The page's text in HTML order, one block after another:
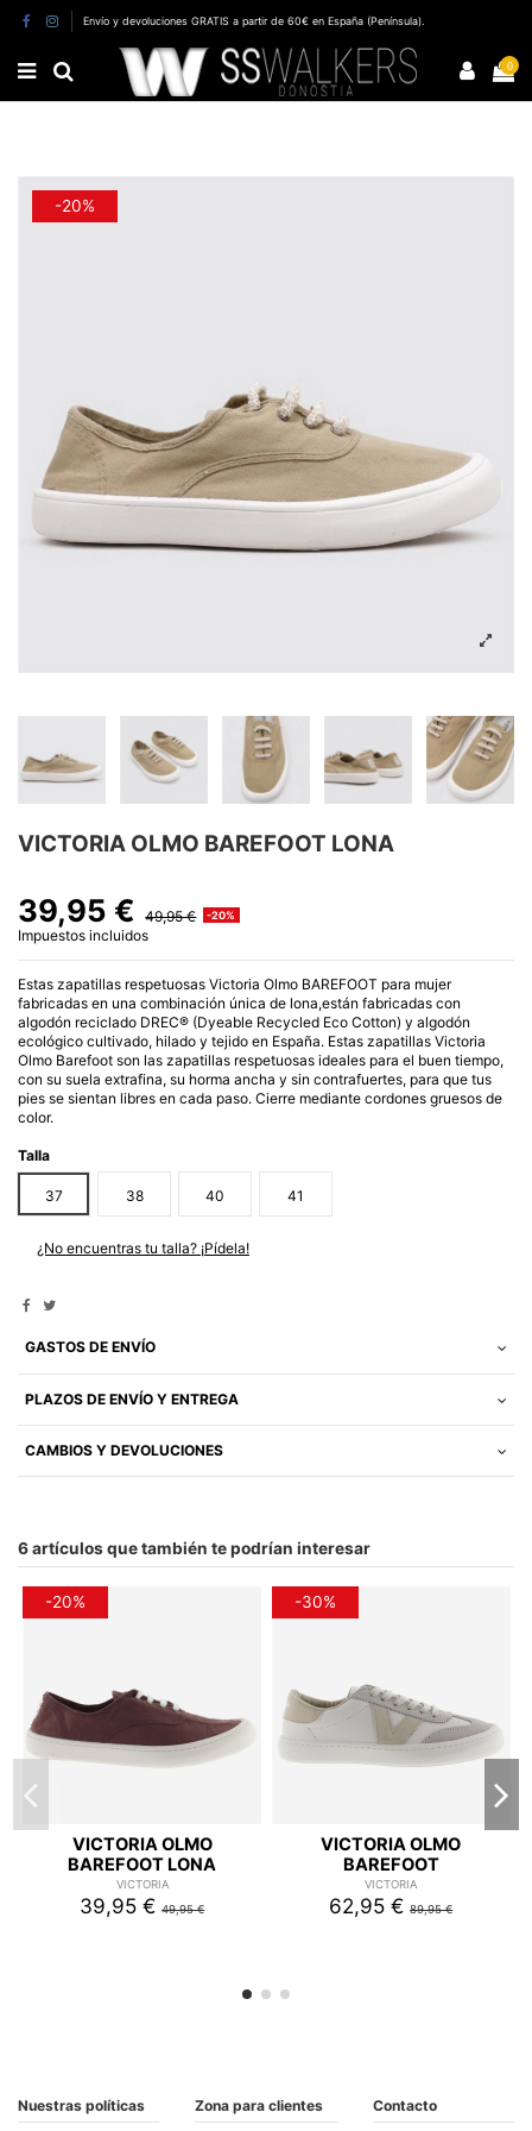
Envío y devoluciones GRATIS a partir de 60€ en España (Península).
0
-20%
VICTORIA OLMO BAREFOOT LONA
39,95 € 49,95 € -20%
Impuestos incluidos
Estas zapatillas respetuosas Victoria Olmo BAREFOOT para mujer
fabricadas en una combinación única de lona,están fabricadas con
algodón reciclado DREC® (Dyeable Recycled Eco Cotton) y algodón
ecológico cultivado, hilado y tejido en España. Estas zapatillas Victoria
Olmo Barefoot son las zapatillas respetuosas ideales para el buen tiempo,
con su suela extrafina, su horma ancha y sin contrafuertes, para que tus
pies se sientan libres en cada paso. Cierre mediante cordones gruesos de
color.
Talla
37 38 40 41
¿No encuentras tu talla? ¡Pídela!
GASTOS DE ENVÍO
PLAZOS DE ENVÍO Y ENTREGA
CAMBIOS Y DEVOLUCIONES
6 artículos que también te podrían interesar
-20%
VICTORIA OLMO
BAREFOOT LONA
VICTORIA
39,95 €49,95 €
-30%
VICTORIA OLMO
BAREFOOT
VICTORIA
62,95 €89,95 €
Nuestras políticas Zona para clientes Contacto